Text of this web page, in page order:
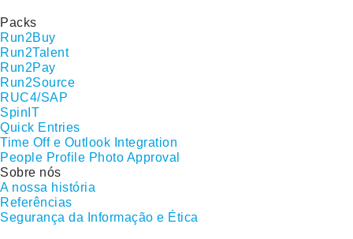
Packs
Run2Buy
Run2Talent
Run2Pay
Run2Source
RUC4/SAP
SpinIT
Quick Entries
Time Off e Outlook Integration
People Profile Photo Approval
Sobre nós
A nossa história
Referências
Segurança da Informação e Ética